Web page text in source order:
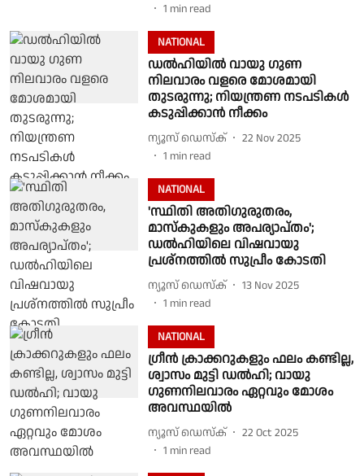
1 min read
NATIONAL
ഡൽഹിയിൽ വായു ഗുണ
നിലവാരം വളരെ മോശമായി
തുടരുന്നു; നിയന്ത്രണ നടപടികൾ
കടുപ്പിക്കാൻ നീക്കം
ന്യൂസ് ഡെസ്ക്
22 Nov 2025
1 min read
NATIONAL
'സ്ഥിതി അതിഗുരുതരം,
മാസ്കുകളും അപര്യാപ്തം';
ഡൽഹിയിലെ വിഷവായു
പ്രശ്നത്തിൽ സുപ്രീം കോടതി
ന്യൂസ് ഡെസ്ക്
13 Nov 2025
1 min read
NATIONAL
ഗ്രീൻ ക്രാക്കറുകളും ഫലം കണ്ടില്ല,
ശ്വാസം മുട്ടി ഡൽഹി; വായു
ഗുണനിലവാരം ഏറ്റവും മോശം
അവസ്ഥയിൽ
ന്യൂസ് ഡെസ്ക്
22 Oct 2025
1 min read